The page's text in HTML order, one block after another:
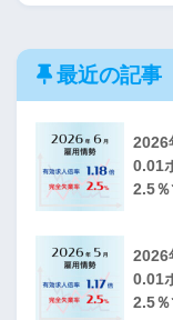
最近の記事
2026
0.01
2.5
2026
0.01
2.5